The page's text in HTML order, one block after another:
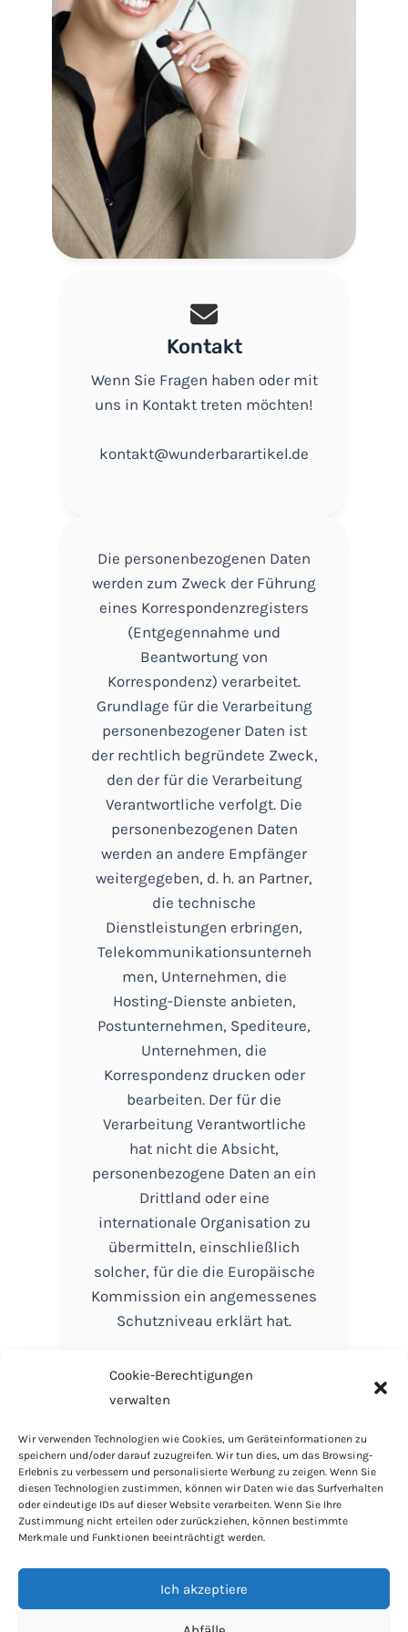
Cookie-Berechtigungen
verwalten
Wir verwenden Technologien wie Cookies, um Geräteinformationen zu
speichern und/oder darauf zuzugreifen. Wir tun dies, um das Browsing-
Erlebnis zu verbessern und personalisierte Werbung zu zeigen. Wenn Sie
diesen Technologien zustimmen, können wir Daten wie das Surfverhalten
oder eindeutige IDs auf dieser Website verarbeiten. Wenn Sie Ihre
Zustimmung nicht erteilen oder zurückziehen, können bestimmte
Merkmale und Funktionen beeinträchtigt werden.
Ich akzeptiere
Kontakt
Wenn Sie Fragen haben oder mit
uns in Kontakt treten möchten!
kontakt@wunderbarartikel.de
Die personenbezogenen Daten
werden zum Zweck der Führung
eines Korrespondenzregisters
(Entgegennahme und
Beantwortung von
Korrespondenz) verarbeitet.
Grundlage für die Verarbeitung
personenbezogener Daten ist
der rechtlich begründete Zweck,
den der für die Verarbeitung
Verantwortliche verfolgt. Die
personenbezogenen Daten
werden an andere Empfänger
weitergegeben, d. h. an Partner,
die technische
Dienstleistungen erbringen,
Telekommunikationsunterneh
men, Unternehmen, die
Hosting-Dienste anbieten,
Postunternehmen, Spediteure,
Unternehmen, die
Korrespondenz drucken oder
bearbeiten. Der für die
Verarbeitung Verantwortliche
hat nicht die Absicht,
personenbezogene Daten an ein
Drittland oder eine
internationale Organisation zu
übermitteln, einschließlich
solcher, für die die Europäische
Kommission ein angemessenes
Schutzniveau erklärt hat.
AGB
Cookie-Richtlinie
Datenschutzbestimmungen
RODO
Kontakt
Haus und Garten
Lebensstil
Beratung